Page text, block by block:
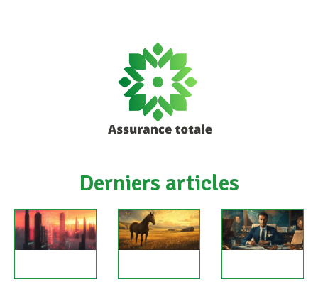
Derniers articles